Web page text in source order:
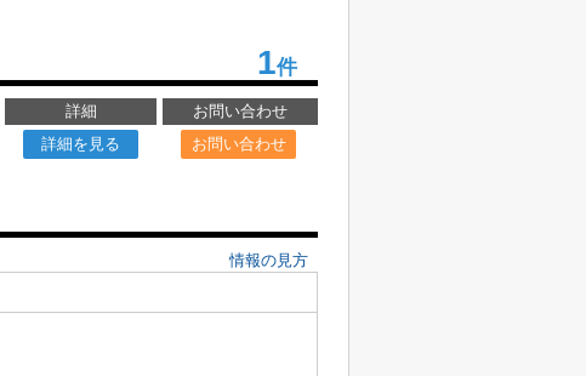
1件
詳細
お問い合わせ
詳細を見る お問い合わせ
情報の見方